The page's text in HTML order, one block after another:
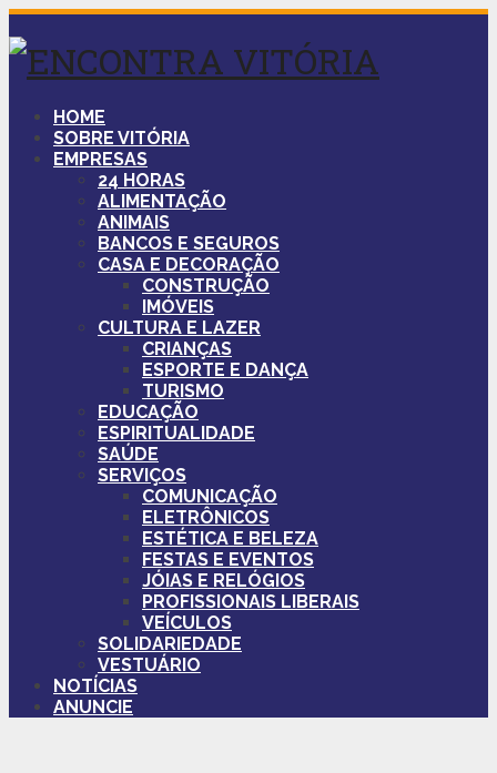
HOME
SOBRE VITÓRIA
EMPRESAS
24 HORAS
ALIMENTAÇÃO
ANIMAIS
BANCOS E SEGUROS
CASA E DECORAÇÃO
CONSTRUÇÃO
IMÓVEIS
CULTURA E LAZER
CRIANÇAS
ESPORTE E DANÇA
TURISMO
EDUCAÇÃO
ESPIRITUALIDADE
SAÚDE
SERVIÇOS
COMUNICAÇÃO
ELETRÔNICOS
ESTÉTICA E BELEZA
FESTAS E EVENTOS
JÓIAS E RELÓGIOS
PROFISSIONAIS LIBERAIS
VEÍCULOS
SOLIDARIEDADE
VESTUÁRIO
NOTÍCIAS
ANUNCIE